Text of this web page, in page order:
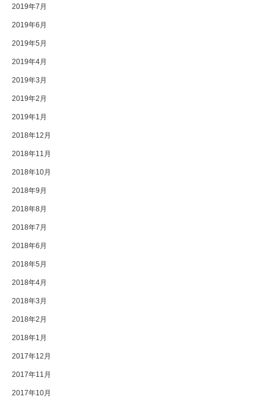
2019年7月
2019年6月
2019年5月
2019年4月
2019年3月
2019年2月
2019年1月
2018年12月
2018年11月
2018年10月
2018年9月
2018年8月
2018年7月
2018年6月
2018年5月
2018年4月
2018年3月
2018年2月
2018年1月
2017年12月
2017年11月
2017年10月